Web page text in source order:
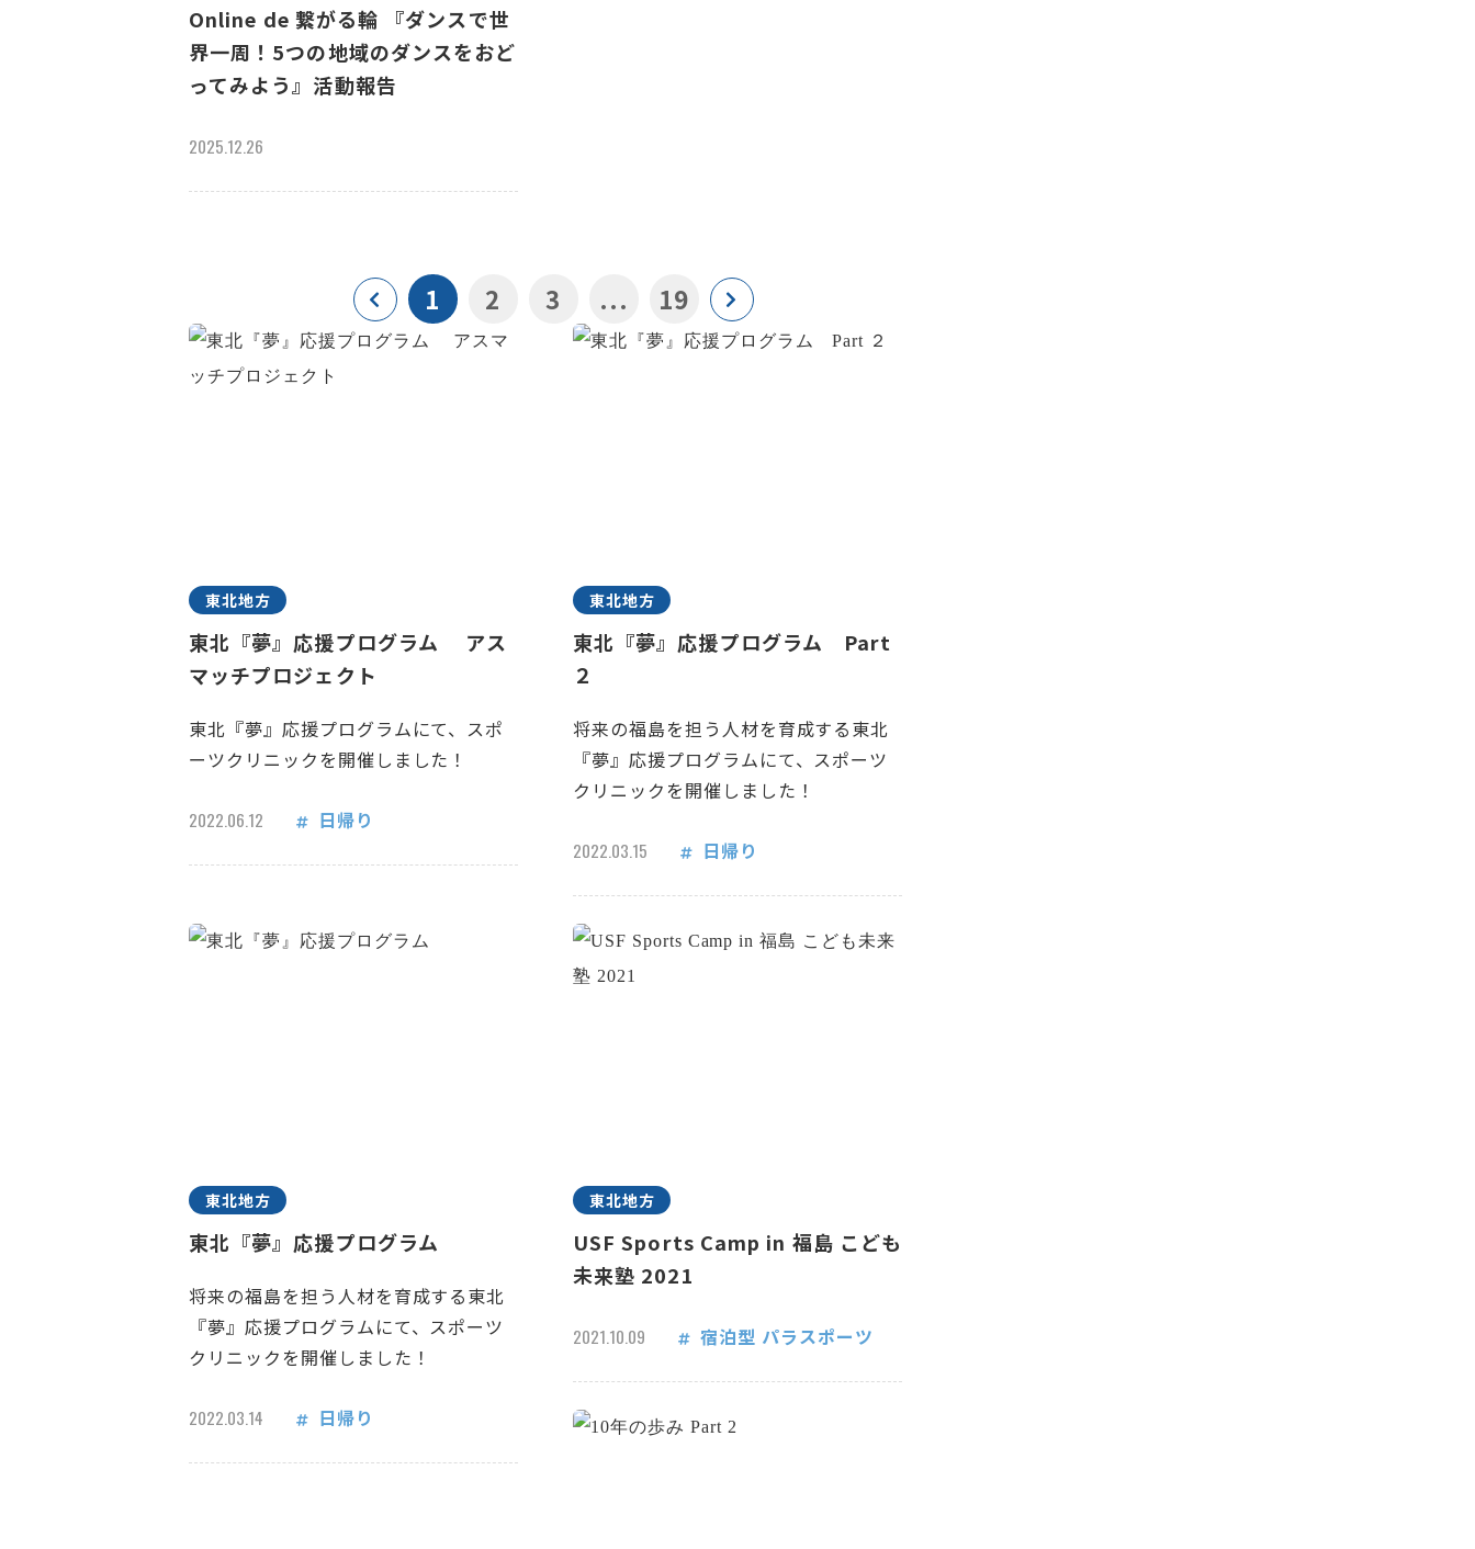
Online de 繋がる輪 『ダンスで世
界一周！5つの地域のダンスをおど
ってみよう』活動報告
2025.12.26
1 2 3 ... 19
東北地方
東北『夢』応援プログラム アス
マッチプロジェクト
東北『夢』応援プログラムにて、スポ
ーツクリニックを開催しました！
2022.06.12 日帰り
東北地方
東北『夢』応援プログラム Part
２
将来の福島を担う人材を育成する東北
『夢』応援プログラムにて、スポーツ
クリニックを開催しました！
2022.03.15 日帰り
東北地方
東北『夢』応援プログラム
将来の福島を担う人材を育成する東北
『夢』応援プログラムにて、スポーツ
クリニックを開催しました！
2022.03.14 日帰り
東北地方
USF Sports Camp in 福島 こども
未来塾 2021
2021.10.09 宿泊型 パラスポーツ